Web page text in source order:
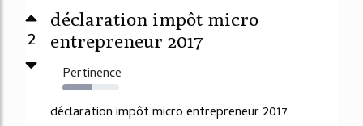
2
déclaration impôt micro
entrepreneur 2017
Pertinence
52%
déclaration impôt micro entrepreneur 2017